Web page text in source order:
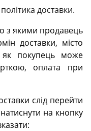
доставки.
з якими продавець
доставки, місто
як покупець може
оплата при
слід перейти
на кнопку